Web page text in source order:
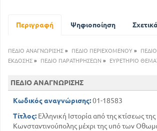
μεταβολή στην Ευρώπη. Τα διάφορα
Ηπείρου
Ανδρόνικος Β Παλαιολόγος 1282 -
Γ
Κωνσταντίνος Παλαιολόγος
Περιγραφή Ψηφιοποίηση
ΠΕΔΙΟ ΑΝΑΓΝΩΡΙΣΗΣ » ΠΕΔΙΟ ΠΕΡΙΕΧΟΜΕΝΟΥ »
ΕΚΔΟΣΗΣ » ΠΕΔΙΟ ΠΑΡΑΤΗΡΗΣΕΩΝ » ΕΥΡΕΤΗΡΙΟ
ΠΕΔΙΟ ΑΝΑΓΝΩΡΙΣΗΣ
Κωδικός αναγνώρισης:01-18583
Τίτλος: Ελληνική Ιστορία από της κτίσεως της
Κωνσταντινούπολης μέχρι της υπό των